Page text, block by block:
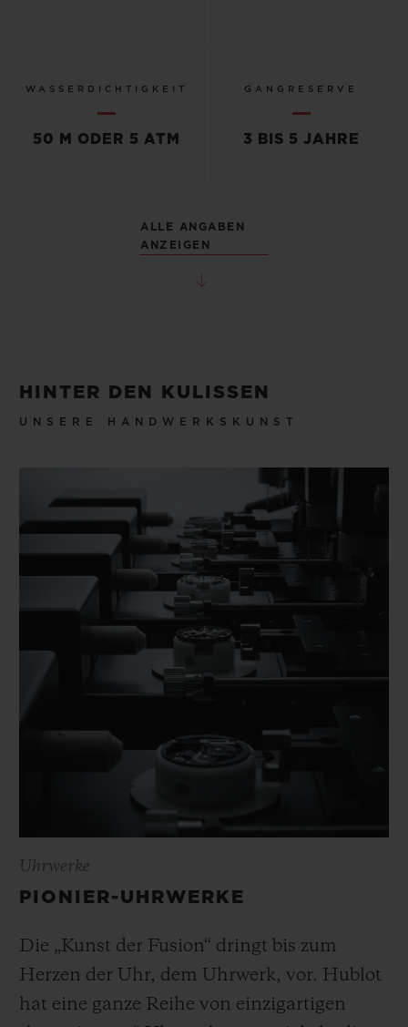
WASSERDICHTIGKEIT
50 M ODER 5 ATM
GANGRESERVE
3 BIS 5 JAHRE
ALLE ANGABEN
ANZEIGEN
HINTER DEN KULISSEN
UNSERE HANDWERKSKUNST
Uhrwerke
PIONIER-UHRWERKE
Die „Kunst der Fusion“ dringt bis zum
Herzen der Uhr, dem Uhrwerk, vor. Hublot
hat eine ganze Reihe von einzigartigen